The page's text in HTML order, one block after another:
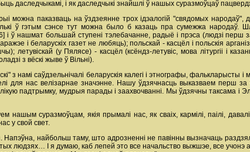
даследчыкамі, і як даследчыкі знайшлі ў нашых суразмоўцаў
можна паказваць на ўздзеянне трох ідэалогій "свядомых
ў гэтым сэнсе тут можна было б казаць пра сумежжа народаў.
і ў нашмат большай ступені тэлебачанне, радыё і прэса (людзі перш
і беларускіх газет не любяць); польскай - касцёл і польскія
летувіскай (у Пялясе) - касцёл (ксёндз-летувіс, мова літургіі і
з вёскі жыве ў Вільні).
з намі саўдзельнічалі беларускія калегі і этнографы, фалькларысты
для нас велізарнае значэнне. Нашу ўдзячнасць выказваем перш за
падтрымку, мудрыя парады і заахвочванні. Мы ўдзячны таксама
нашым суразмоўцам, якія прымалі нас, як сваіх, кармілі, паілі,
у свой свет.
Напэўна, найбольш таму, што адрозненні не павінны вызначаць
людзях… І я думаю, каб лепей это все начальство выжшэе, все учонэ